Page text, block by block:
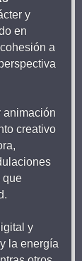
y
en
a
animación
creativo
que
y
la energía